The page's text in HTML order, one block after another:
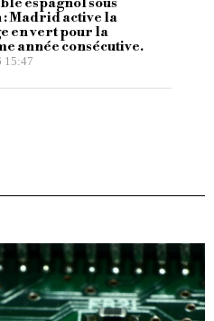
Madrid active la
en vert pour la
année consécutive.
15:47